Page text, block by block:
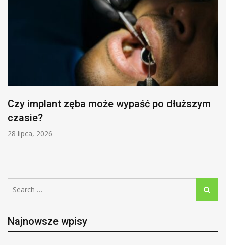
Czy implant zęba może wypaść po dłuższym
czasie?
28 lipca, 2026
for:
Search
Najnowsze wpisy